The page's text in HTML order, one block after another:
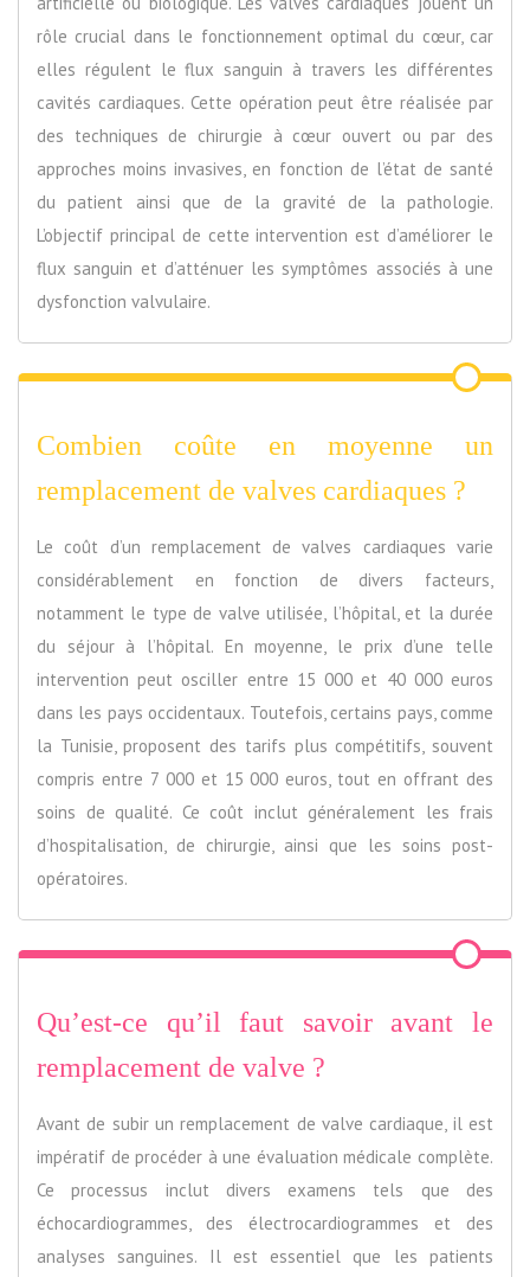
rôle crucial dans le fonctionnement optimal du cœur, car
elles régulent le flux sanguin à travers les différentes
cavités cardiaques. Cette opération peut être réalisée par
des techniques de chirurgie à cœur ouvert ou par des
approches moins invasives, en fonction de l’état de santé
du patient ainsi que de la gravité de la pathologie.
L’objectif principal de cette intervention est d’améliorer le
flux sanguin et d’atténuer les symptômes associés à une
dysfonction valvulaire.
Combien coûte en moyenne un
remplacement de valves cardiaques ?
Le coût d’un remplacement de valves cardiaques varie
considérablement en fonction de divers facteurs,
notamment le type de valve utilisée, l’hôpital, et la durée
du séjour à l’hôpital. En moyenne, le prix d’une telle
intervention peut osciller entre 15 000 et 40 000 euros
dans les pays occidentaux. Toutefois, certains pays, comme
la Tunisie, proposent des tarifs plus compétitifs, souvent
compris entre 7 000 et 15 000 euros, tout en offrant des
soins de qualité. Ce coût inclut généralement les frais
d’hospitalisation, de chirurgie, ainsi que les soins post-
opératoires.
Qu’est-ce qu’il faut savoir avant le
remplacement de valve ?
Avant de subir un remplacement de valve cardiaque, il est
impératif de procéder à une évaluation médicale complète.
Ce processus inclut divers examens tels que des
échocardiogrammes, des électrocardiogrammes et des
analyses sanguines. Il est essentiel que les patients